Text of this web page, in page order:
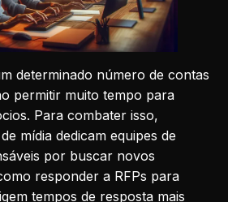
determinado número de contas
permitir muito tempo para
Para combater isso,
mídia dedicam equipes de
​​por buscar novos
responder a RFPs para
tempos de resposta mais